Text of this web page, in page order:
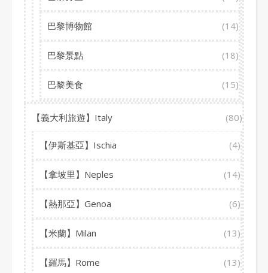
巴黎博物館 (14)
巴黎景點 (18)
巴黎美食 (15)
【義大利旅遊】Italy (80)
【伊斯基亞】Ischia (4)
【拿坡里】Neples (14)
【熱那亞】Genoa (6)
【米蘭】Milan (13)
【羅馬】Rome (13)